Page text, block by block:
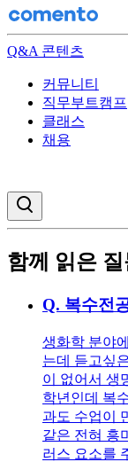
Q&A 콘텐츠
커뮤니티
직무부트캠프
클래스
채용
함께 읽은
Q. 복수전
생화학 분야
는데 듣고싶
이 없어서 생
학년인데 복
과도 수업이
같은 전혀 흥
러스 요소를